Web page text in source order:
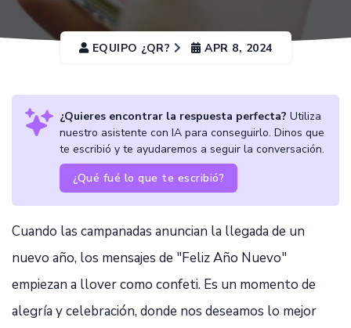
EQUIPO ¿QR? APR 8, 2024
¿Quieres encontrar la respuesta perfecta? Utiliza
nuestro asistente con IA para conseguirlo. Dinos que
te escribió y te ayudaremos a seguir la conversación.
¿Qué fué lo que te escribió?
Cuando las campanadas anuncian la llegada de un
nuevo año, los mensajes de "Feliz Año Nuevo"
empiezan a llover como confeti. Es un momento de
alegría y celebración, donde nos deseamos lo mejor